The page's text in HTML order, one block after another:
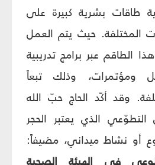
طاقات بشرية كبيرة على
المختلفة. حيث يتم العمل
الطاقم عبر برامج تدريبية
ومؤتمرات، وذلك تبعاً
وقد أكّد الحاج حبّ الله
الذي يعتبر الحجر
أو نشاط ميداني، مضيفاً:
في الهيئة الصحية